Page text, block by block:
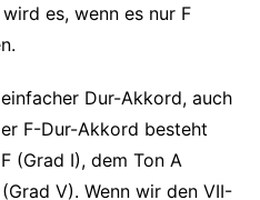
es, wenn es nur F
Dur-Akkord, auch
F-Dur-Akkord besteht
(Grad I), dem Ton A
V). Wenn wir den VII-